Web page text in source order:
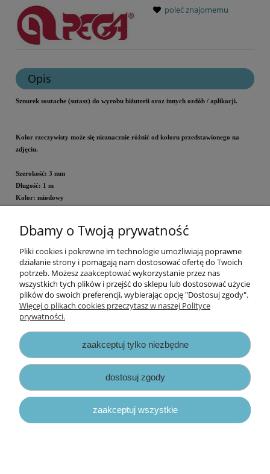
poleć znajomemu
Opis
Sznurek soutache (sutasz) do wyrobu biżuterii oraz innych ozdób / aplikacji.
Kolor rzeczywisty może się nieznacznie różnić od koloru przedstawionego na
zdjęciu.
Szerokość: 3 mm
Długość: 1 m
Kolor: miodowy
Informacje
Opłaty i koszty dostawy
Zapisy prawne
Dbamy o Twoją prywatność
Pliki cookies i pokrewne im technologie umożliwiają poprawne
działanie strony i pomagają nam dostosować ofertę do Twoich
potrzeb. Możesz zaakceptować wykorzystanie przez nas
wszystkich tych plików i przejść do sklepu lub dostosować użycie
plików do swoich preferencji, wybierając opcję "Dostosuj zgody".
Więcej o plikach cookies przeczytasz w naszej Polityce
prywatności.
zaakceptuj tylko niezbędne
dostosuj zgody
zaakceptuj wszystkie